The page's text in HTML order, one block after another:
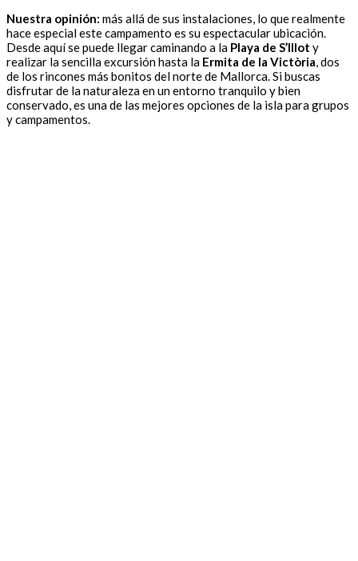
Nuestra opinión: más allá de sus instalaciones, lo que realmente
hace especial este campamento es su espectacular ubicación.
Desde aquí se puede llegar caminando a la Playa de S’Illot y
realizar la sencilla excursión hasta la Ermita de la Victòria, dos
de los rincones más bonitos del norte de Mallorca. Si buscas
disfrutar de la naturaleza en un entorno tranquilo y bien
conservado, es una de las mejores opciones de la isla para grupos
y campamentos.